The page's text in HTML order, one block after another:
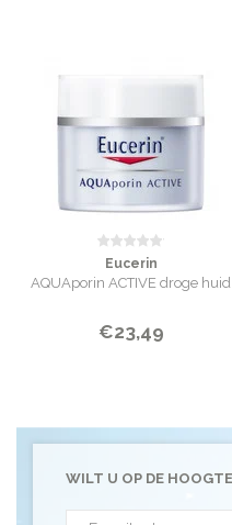
Eucerin
AQUAporin ACTIVE droge huid
€23,49
WILT U OP DE